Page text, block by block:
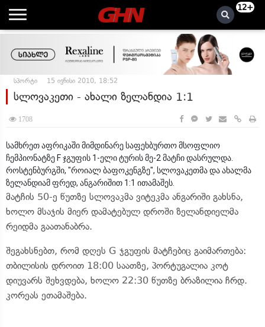
12+
სპორტი 15 ივნისი 2010, 18:52
სლოვაკეთი - ახალი ზელანდია 1:1
1708
სამხრეთ აფრიკაში მიმდინარე საფეხბურთო მსოფლიო
ჩემპიონატზე F ჯგუფის 1-ელი ტურის მე-2 მატჩი დასრულდა.
როსტენბურგში, "როიალ ბაფოკენგზე", სლოვაკეთმა და ახალმა
ზელანდიამ ფრედ, ანგარიშით 1:1 ითამაშეს.
მატჩის 50-ე წუთზე სლოვაკმა ვიტეკმა ანგარიში გახსნა,
ხოლო მსაჯის მიერ დამატებულ დროში ზელანდიელმა
რეიდმა გაათანაბრა.
შეგახსნებთ, რომ დღეს G ჯგუფის მატჩებიც გაიმართება:
თბილისის დროით 18:00 საათზე, პორტუგალია კოტ
დიუვარს შეხვდება, ხოლო 22:30 წუთზე ბრაზილია ჩრდ.
კორეას ეთამაშება.